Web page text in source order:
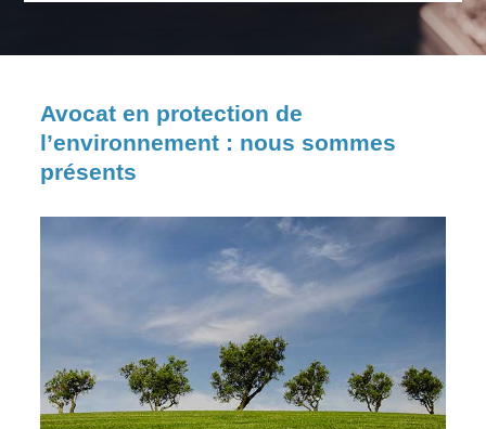
Avocat en protection de
l’environnement : nous sommes
présents